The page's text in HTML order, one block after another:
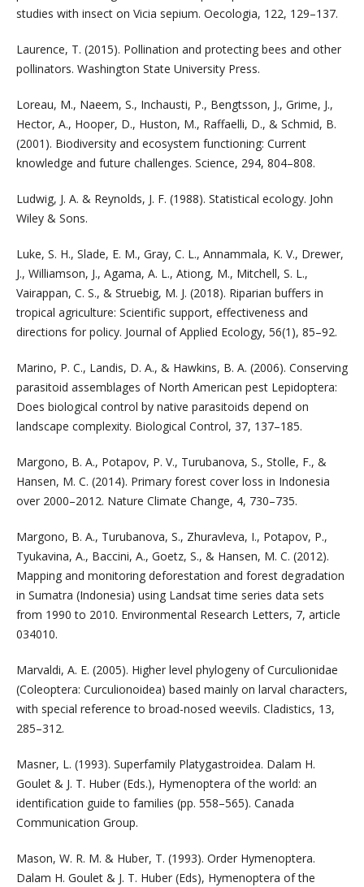
studies with insect on Vicia sepium. Oecologia, 122, 129–137.
Laurence, T. (2015). Pollination and protecting bees and other
pollinators. Washington State University Press.
Loreau, M., Naeem, S., Inchausti, P., Bengtsson, J., Grime, J.,
Hector, A., Hooper, D., Huston, M., Raffaelli, D., & Schmid, B.
(2001). Biodiversity and ecosystem functioning: Current
knowledge and future challenges. Science, 294, 804–808.
Ludwig, J. A. & Reynolds, J. F. (1988). Statistical ecology. John
Wiley & Sons.
Luke, S. H., Slade, E. M., Gray, C. L., Annammala, K. V., Drewer,
J., Williamson, J., Agama, A. L., Ationg, M., Mitchell, S. L.,
Vairappan, C. S., & Struebig, M. J. (2018). Riparian buffers in
tropical agriculture: Scientific support, effectiveness and
directions for policy. Journal of Applied Ecology, 56(1), 85–92.
Marino, P. C., Landis, D. A., & Hawkins, B. A. (2006). Conserving
parasitoid assemblages of North American pest Lepidoptera:
Does biological control by native parasitoids depend on
landscape complexity. Biological Control, 37, 137–185.
Margono, B. A., Potapov, P. V., Turubanova, S., Stolle, F., &
Hansen, M. C. (2014). Primary forest cover loss in Indonesia
over 2000–2012. Nature Climate Change, 4, 730–735.
Margono, B. A., Turubanova, S., Zhuravleva, I., Potapov, P.,
Tyukavina, A., Baccini, A., Goetz, S., & Hansen, M. C. (2012).
Mapping and monitoring deforestation and forest degradation
in Sumatra (Indonesia) using Landsat time series data sets
from 1990 to 2010. Environmental Research Letters, 7, article
034010.
Marvaldi, A. E. (2005). Higher level phylogeny of Curculionidae
(Coleoptera: Curculionoidea) based mainly on larval characters,
with special reference to broad-nosed weevils. Cladistics, 13,
285–312.
Masner, L. (1993). Superfamily Platygastroidea. Dalam H.
Goulet & J. T. Huber (Eds.), Hymenoptera of the world: an
identification guide to families (pp. 558–565). Canada
Communication Group.
Mason, W. R. M. & Huber, T. (1993). Order Hymenoptera.
Dalam H. Goulet & J. T. Huber (Eds), Hymenoptera of the